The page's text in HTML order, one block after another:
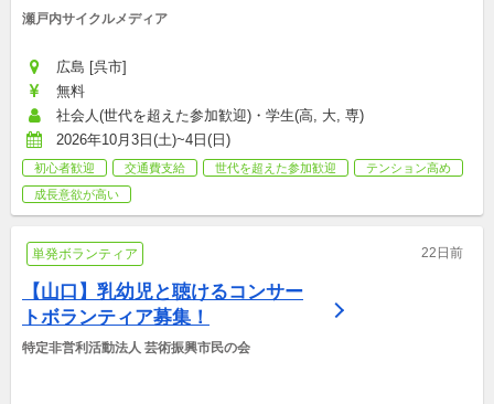
瀬戸内サイクルメディア
広島 [呉市]
無料
社会人(世代を超えた参加歓迎)・学生(高, 大, 専)
2026年10月3日(土)~4日(日)
初心者歓迎 交通費支給 世代を超えた参加歓迎
テンション高め
成長意欲が高い
単発ボランティア 22日前
【山口】乳幼児と聴けるコンサー
トボランティア募集！
特定非営利活動法人 芸術振興市民の会